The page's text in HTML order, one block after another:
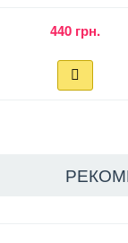
440 грн.